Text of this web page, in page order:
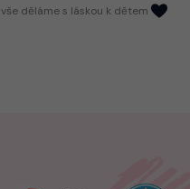
vše děláme s láskou k dětem